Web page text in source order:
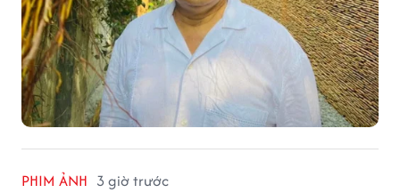
PHIM ẢNH 3 giờ trước